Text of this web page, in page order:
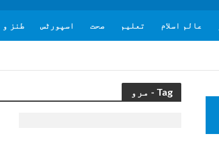
عالم اسلام تعلیم صحت اسپورٹس طنز و
Tag - مرو